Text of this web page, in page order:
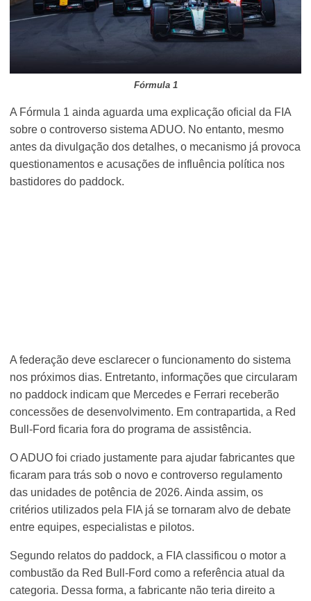
Fórmula 1
A Fórmula 1 ainda aguarda uma explicação oficial da FIA
sobre o controverso sistema ADUO. No entanto, mesmo
antes da divulgação dos detalhes, o mecanismo já provoca
questionamentos e acusações de influência política nos
bastidores do paddock.
A federação deve esclarecer o funcionamento do sistema
nos próximos dias. Entretanto, informações que circularam
no paddock indicam que Mercedes e Ferrari receberão
concessões de desenvolvimento. Em contrapartida, a Red
Bull-Ford ficaria fora do programa de assistência.
O ADUO foi criado justamente para ajudar fabricantes que
ficaram para trás sob o novo e controverso regulamento
das unidades de potência de 2026. Ainda assim, os
critérios utilizados pela FIA já se tornaram alvo de debate
entre equipes, especialistas e pilotos.
Segundo relatos do paddock, a FIA classificou o motor a
combustão da Red Bull-Ford como a referência atual da
categoria. Dessa forma, a fabricante não teria direito a